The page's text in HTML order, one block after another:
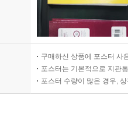
구매하신 상품에 포스터 사
포스터는 기본적으로 지관
포스터 수량이 많은 경우,